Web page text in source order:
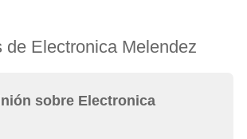
de Electronica Melendez
sobre Electronica